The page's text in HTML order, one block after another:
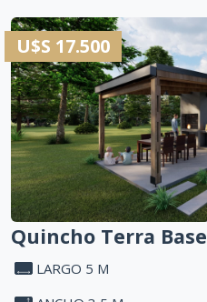
U$S 17.500
Quincho Terra Base
LARGO 5 M